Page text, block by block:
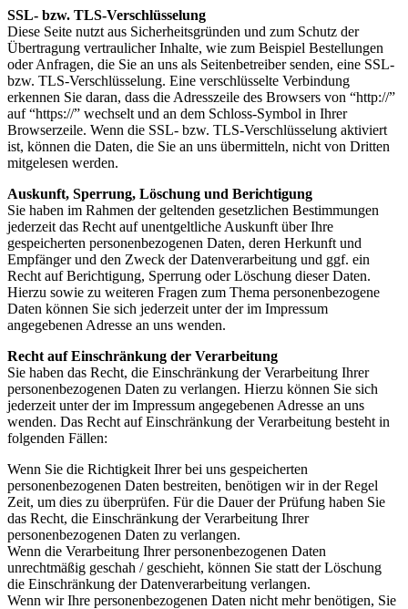
SSL- bzw. TLS-Verschlüsselung
Diese Seite nutzt aus Sicherheitsgründen und zum Schutz der
Übertragung vertraulicher Inhalte, wie zum Beispiel Bestellungen
oder Anfragen, die Sie an uns als Seitenbetreiber senden, eine SSL-
bzw. TLS-Verschlüsselung. Eine verschlüsselte Verbindung
erkennen Sie daran, dass die Adresszeile des Browsers von “http://”
auf “https://” wechselt und an dem Schloss-Symbol in Ihrer
Browserzeile. Wenn die SSL- bzw. TLS-Verschlüsselung aktiviert
ist, können die Daten, die Sie an uns übermitteln, nicht von Dritten
mitgelesen werden.
Auskunft, Sperrung, Löschung und Berichtigung
Sie haben im Rahmen der geltenden gesetzlichen Bestimmungen
jederzeit das Recht auf unentgeltliche Auskunft über Ihre
gespeicherten personenbezogenen Daten, deren Herkunft und
Empfänger und den Zweck der Datenverarbeitung und ggf. ein
Recht auf Berichtigung, Sperrung oder Löschung dieser Daten.
Hierzu sowie zu weiteren Fragen zum Thema personenbezogene
Daten können Sie sich jederzeit unter der im Impressum
angegebenen Adresse an uns wenden.
Recht auf Einschränkung der Verarbeitung
Sie haben das Recht, die Einschränkung der Verarbeitung Ihrer
personenbezogenen Daten zu verlangen. Hierzu können Sie sich
jederzeit unter der im Impressum angegebenen Adresse an uns
wenden. Das Recht auf Einschränkung der Verarbeitung besteht in
folgenden Fällen:
Wenn Sie die Richtigkeit Ihrer bei uns gespeicherten
personenbezogenen Daten bestreiten, benötigen wir in der Regel
Zeit, um dies zu überprüfen. Für die Dauer der Prüfung haben Sie
das Recht, die Einschränkung der Verarbeitung Ihrer
personenbezogenen Daten zu verlangen.
Wenn die Verarbeitung Ihrer personenbezogenen Daten
unrechtmäßig geschah / geschieht, können Sie statt der Löschung
die Einschränkung der Datenverarbeitung verlangen.
Wenn wir Ihre personenbezogenen Daten nicht mehr benötigen, Sie